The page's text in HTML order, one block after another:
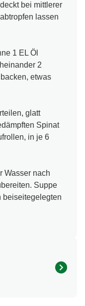
bei mittlerer
lassen
1 EL Öl
2
etwas
glatt
Spinat
in je 6
Wasser nach
Suppe
beiseitegelegten